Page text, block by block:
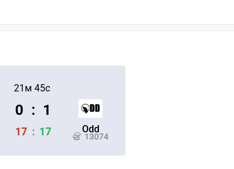
21м 45с
Odd
13074
0 : 1
17 : 17